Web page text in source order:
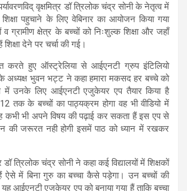
वृक्षमित्र डॉ त्रिलोक चंद्र सोनी के नेतृत्व में
पहुचाने के लिए वेबिनार का आयोजन किया गया
ग्रामीण क्षेत्र के बच्चों को निःशुल्क शिक्षा और जहाँ
देने पर चर्चा की गई।
करते हुए ऑस्ट्रेलिया से आईएनटी ग्रुप इंटिलियो
भुवन भट्ट ने कहा हमारा मकसद हर बच्चे को
में उनके लिए आईएनटी एजुकेयर एप तैयार किया है
तक के बच्चों का पाठ्यक्रम होगा वह भी वीडियो में
कभी भी अपने विषय की पढ़ाई कर सकता हैं इस एप से
की जरूरत नही होगी इसमें पाठ को ध्यान में रखकर
डॉ त्रिलोक चंद्र सोनी ने कहा कई विद्यालयों में शिक्षकों
ऐसे में बिना गुरु का बच्चा कैसे पड़ेगा। उन बच्चों की
आईएनटी एजुकेयर एप को बनाया गया हैं ताकि बच्चा